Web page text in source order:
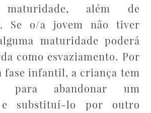
maturidade, além de
Se o/a jovem não tiver
maturidade poderá
como esvaziamento. Por
fase infantil, a criança tem
para abandonar um
e substituí-lo por outro